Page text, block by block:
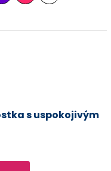
s uspokojivým